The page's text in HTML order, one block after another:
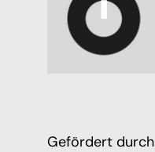
Gefördert durch